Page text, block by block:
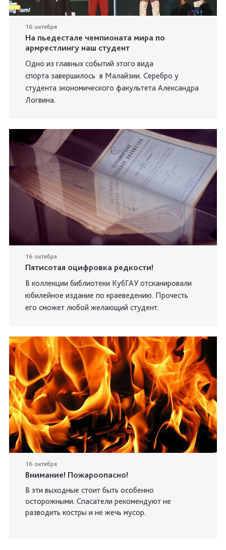
16 октября
На пьедестале чемпионата мира по
армрестлингу наш студент
Одно из главных событий этого вида
спорта завершилось в Малайзии. Серебро у
студента экономического факультета Александра
Логвина.
16 октября
Пятисотая оцифровка редкости!
В коллекции библиотеки КубГАУ отсканировали
юбилейное издание по краеведению. Прочесть
его сможет любой желающий студент.
16 октября
Внимание! Пожароопасно!
В эти выходные стоит быть особенно
осторожными. Спасатели рекомендуют не
разводить костры и не жечь мусор.